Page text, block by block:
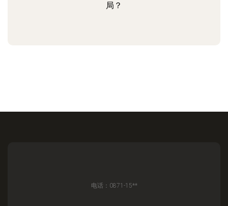
局？
电话：0871-15**